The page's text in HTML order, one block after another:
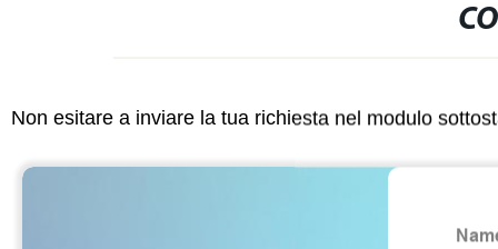
Non esitare a inviare la tua richiesta nel modulo